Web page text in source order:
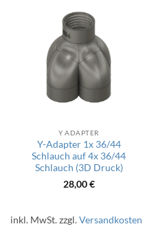
Y ADAPTER
Y-Adapter 1x 36/44
Schlauch auf 4x 36/44
Schlauch (3D Druck)
28,00€
inkl. MwSt.zzgl.Versandkosten